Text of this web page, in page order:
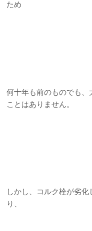
ため
何十年も前のものでも、
ことはありません。
しかし、コルク栓が劣
り、